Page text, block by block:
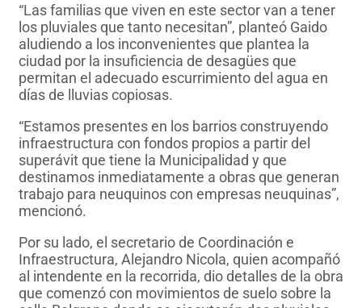
“Las familias que viven en este sector van a tener
los pluviales que tanto necesitan”, planteó Gaido
aludiendo a los inconvenientes que plantea la
ciudad por la insuficiencia de desagües que
permitan el adecuado escurrimiento del agua en
días de lluvias copiosas.
“Estamos presentes en los barrios construyendo
infraestructura con fondos propios a partir del
superávit que tiene la Municipalidad y que
destinamos inmediatamente a obras que generan
trabajo para neuquinos con empresas neuquinas”,
mencionó.
Por su lado, el secretario de Coordinación e
Infraestructura, Alejandro Nicola, quien acompañó
al intendente en la recorrida, dio detalles de la obra
que comenzó con movimientos de suelo sobre la